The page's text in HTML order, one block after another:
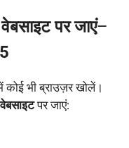
पर जाएं–
कोई भी ब्राउज़र खोलें।
पर जाएं: